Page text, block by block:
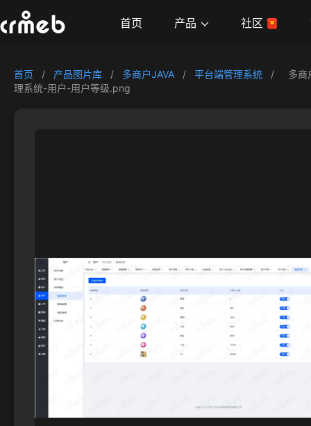
首页 产品 社区
首页 / 产品图片库 / 多商户JAVA / 平台端管理系统 /
多商
理系统-用户-用户等级.png